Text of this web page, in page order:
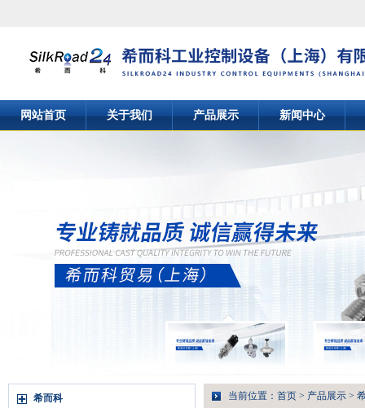
网站首页 关于我们 产品展示 新闻中心
希而科 当前位置： 首页 > 产品展示 >